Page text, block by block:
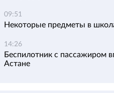
09:51
Некоторые предметы в
14:26
Беспилотник с пассажиром
Астане